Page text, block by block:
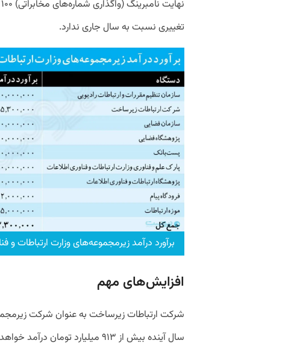
تغییری نسبت به سال جاری ندارد.
برآورد درآمد زیرمجموعه‌های وزارت ارتباطات و
افزایش‌های مهم
شرکت ارتباطات زیرساخت به عنوان شرکت